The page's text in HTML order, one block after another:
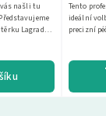
našli tu
Lagrada
Tento
ideální
precizní